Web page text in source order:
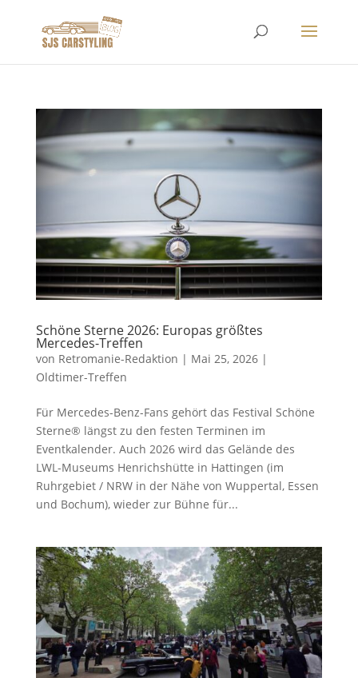
Schöne Sterne 2026: Europas größtes
Mercedes-Treffen
von Retromanie-Redaktion | Mai 25, 2026|
Oldtimer-Treffen
Für Mercedes-Benz-Fans gehört das Festival Schöne
Sterne® längst zu den festen Terminen im
Eventkalender. Auch 2026 wird das Gelände des
LWL-Museums Henrichshütte in Hattingen (im
Ruhrgebiet / NRW in der Nähe von Wuppertal, Essen
und Bochum), wieder zur Bühne für...